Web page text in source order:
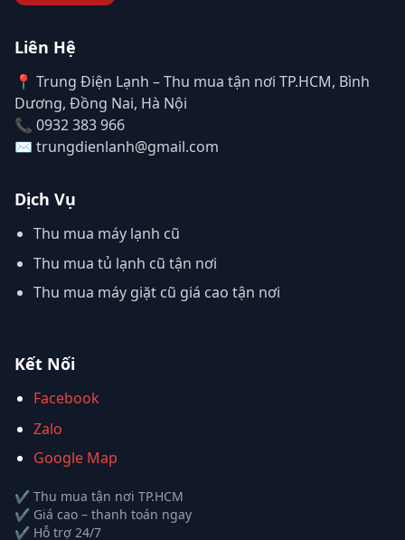
Liên Hệ
📍 Trung Điện Lạnh – Thu mua tận nơi TP.HCM, Bình
Dương, Đồng Nai, Hà Nội
📞 0932 383 966
✉️ trungdienlanh@gmail.com
Dịch Vụ
Thu mua máy lạnh cũ
Thu mua tủ lạnh cũ tận nơi
Thu mua máy giặt cũ giá cao tận nơi
Kết Nối
Facebook
Zalo
Google Map
✔ Thu mua tận nơi TP.HCM
✔ Giá cao – thanh toán ngay
✔ Hỗ trợ 24/7